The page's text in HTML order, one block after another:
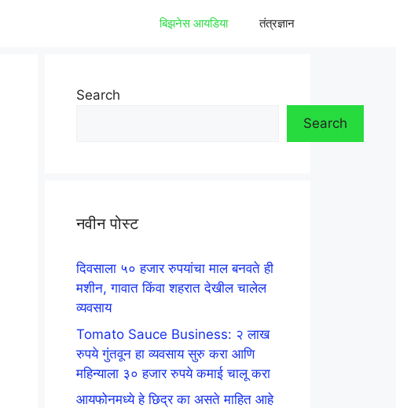
बिझनेस आयडिया तंत्रज्ञान
Search
Search
नवीन पोस्ट
दिवसाला ५० हजार रुपयांचा माल बनवते ही
मशीन, गावात किंवा शहरात देखील चालेल
व्यवसाय
Tomato Sauce Business: २ लाख
रुपये गुंतवून हा व्यवसाय सुरु करा आणि
महिन्याला ३० हजार रुपये कमाई चालू करा
आयफोनमध्ये हे छिद्र का असते माहित आहे